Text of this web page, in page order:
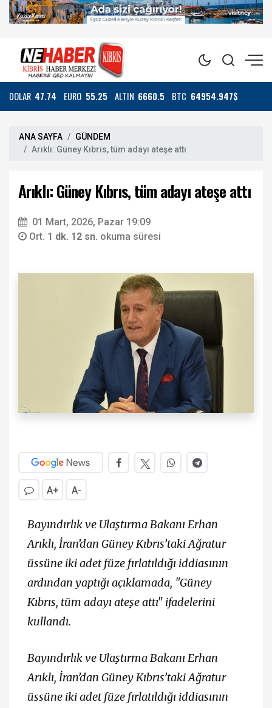
DOLAR 47.74 EURO 55.25 ALTIN 6660.5 BTC 64954.947$
ANA SAYFA
GÜNDEM
Arıklı: Güney Kıbrıs, tüm adayı ateşe attı
Arıklı: Güney Kıbrıs, tüm adayı ateşe attı
01 Mart, 2026, Pazar 19:09
Ort. 1 dk. 12 sn. okuma süresi
A+ A-
Bayındırlık ve Ulaştırma Bakanı Erhan
Arıklı, İran’dan Güney Kıbrıs’taki Ağratur
üssüne iki adet füze fırlatıldığı iddiasının
ardından yaptığı açıklamada, "Güney
Kıbrıs, tüm adayı ateşe attı" ifadelerini
kullandı.
Bayındırlık ve Ulaştırma Bakanı Erhan
Arıklı, İran’dan Güney Kıbrıs’taki Ağratur
üssüne iki adet füze fırlatıldığı iddiasının